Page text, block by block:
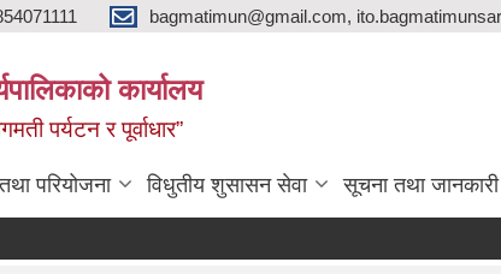
bagmatimun@gmail.com,
कार्यालय
पर्यटन र पूर्वाधार”
परियोजना विधुतीय शुसासन सेवा सूचना तथा जानकारी